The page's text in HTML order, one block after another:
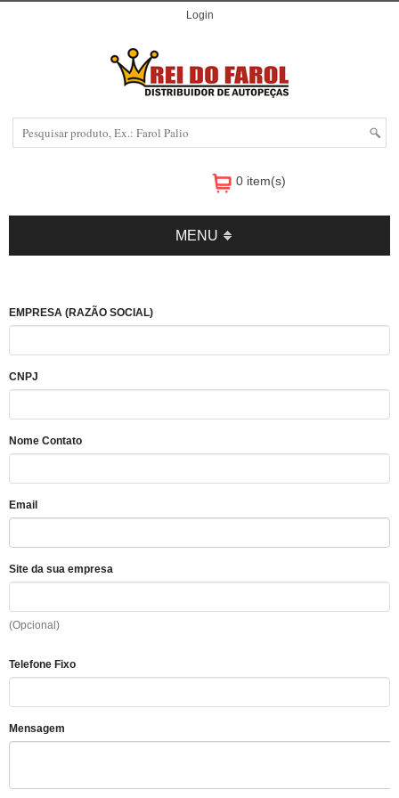
Login
0 item(s)
MENU
EMPRESA (RAZÃO SOCIAL)
CNPJ
Nome Contato
Email
Site da sua empresa
(Opcional)
Telefone Fixo
Mensagem